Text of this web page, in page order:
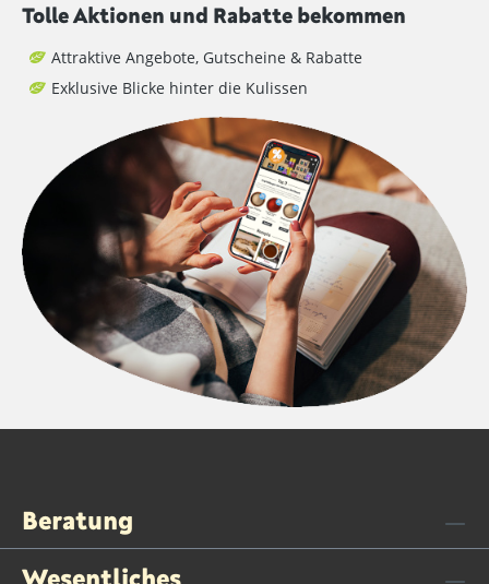
Tolle Aktionen und Rabatte bekommen
Attraktive Angebote, Gutscheine & Rabatte
Exklusive Blicke hinter die Kulissen
Beratung
Wesentliches